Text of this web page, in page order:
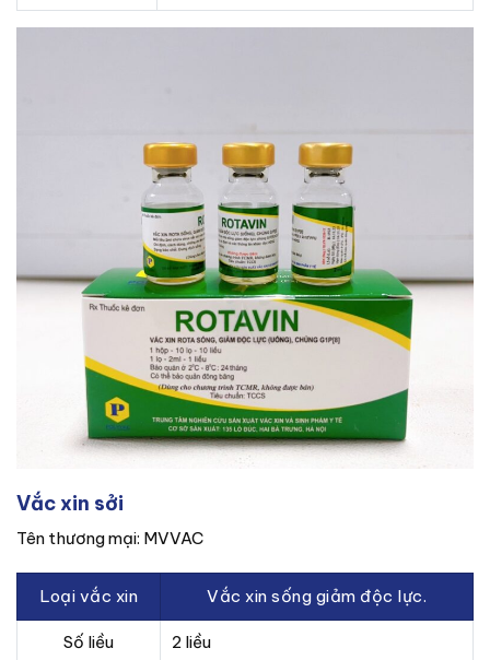
Vắc xin sởi
Tên thương mại: MVVAC
Loại vắc xin Vắc xin sống giảm độc lực.
Số liều 2 liều